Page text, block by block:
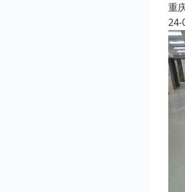
重
24-